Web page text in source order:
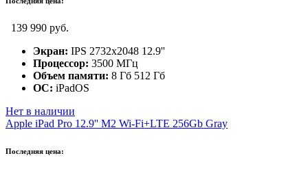
139 990 руб.
Экран: IPS 2732x2048 12.9''
Процессор: 3500 МГц
Объем памяти: 8 Гб 512 Гб
ОС: iPadOS
Нет в наличии
Apple iPad Pro 12.9'' M2 Wi-Fi+LTE 256Gb Gray
Последняя цена: